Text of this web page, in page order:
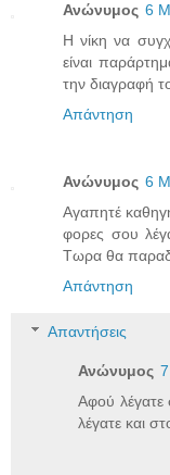
Ανώνυμος 6
Η νίκη να
είναι
την διαγραφή
Απάντηση
Ανώνυμος 6
Αγαπητέ
φορες σου
Τωρα θα
Απάντηση
Απαντήσεις
Ανώνυμος
Αφού λέγατε
λέγατε και